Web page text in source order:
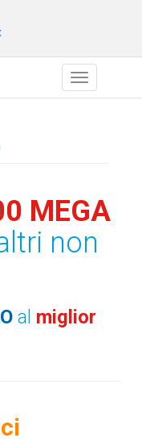
MEGA
non
al miglior